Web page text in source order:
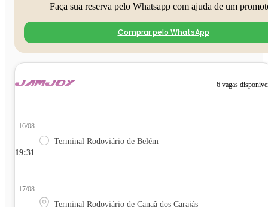
Faça sua reserva pelo Whatsapp com ajuda de um
Comprar pelo WhatsApp
6 vagas
19:31
16/08
Terminal Rodoviário de Belém
17/08
Terminal Rodoviário de Canaã dos Carajás